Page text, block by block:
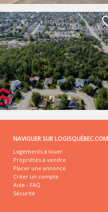
NAVIGUER SUR LOGISQUÉBEC.COM
Logements à louer
Propriétés à vendre
Placer une annonce
Créer un compte
Aide - FAQ
Sécurité